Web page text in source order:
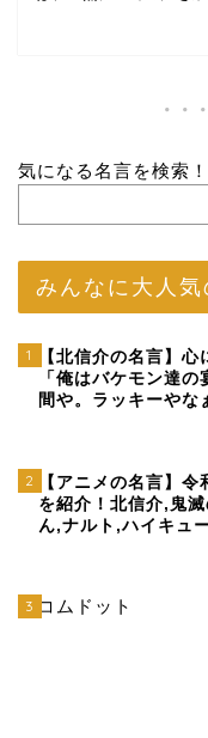
気になる名言を検索！
みんなに大人気
1
【北信介の名言】
「俺はバケモン達の
間や。ラッキーやな
2
【アニメの名言】
を紹介！北信介,鬼
ん,ナルト,ハイキュ
3